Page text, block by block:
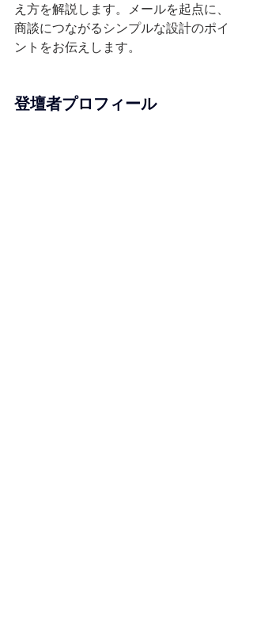
え方を解説します。メールを起点に、
商談につながるシンプルな設計のポイ
ントをお伝えします。
登壇者プロフィール